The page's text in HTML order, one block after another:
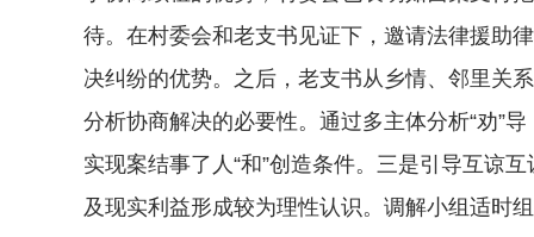
待。在村委会和老支书见证下，邀请法律援助
决纠纷的优势。之后，老支书从乡情、邻里关
分析协商解决的必要性。通过多主体分析“劝”
实现案结事了人“和”创造条件。三是引导互谅
及现实利益形成较为理性认识。调解小组适时